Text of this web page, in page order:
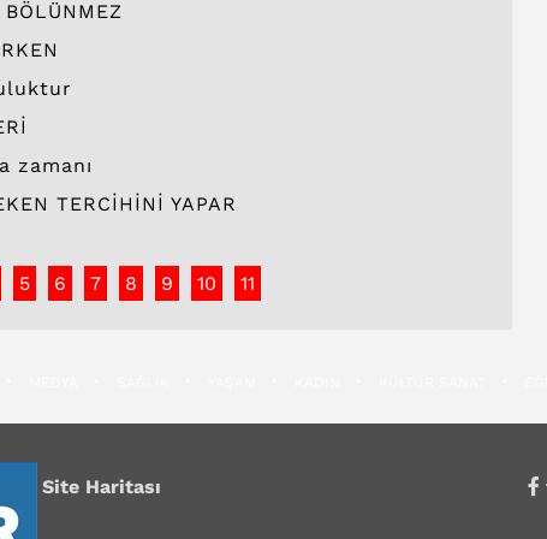
zamanı
TERCİHİNİ YAPAR
5 6 7 8 9 10 11
Site Haritası